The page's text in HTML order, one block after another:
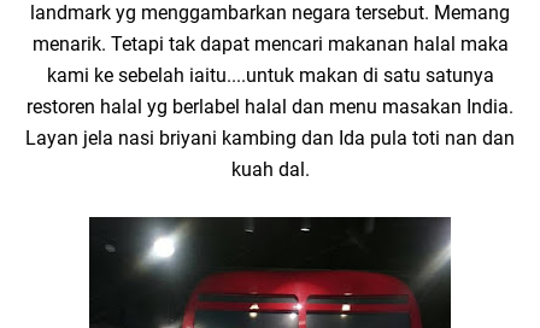
landmark yg menggambarkan negara tersebut. Memang
menarik. Tetapi tak dapat mencari makanan halal maka
kami ke sebelah iaitu....untuk makan di satu satunya
restoren halal yg berlabel halal dan menu masakan India.
Layan jela nasi briyani kambing dan Ida pula toti nan dan
kuah dal.